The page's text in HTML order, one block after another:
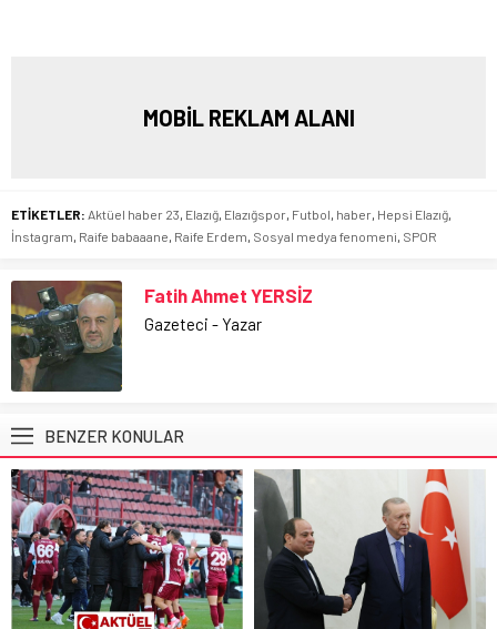
MOBİL REKLAM ALANI
ETİKETLER: Aktüel haber 23 Elazığ Elazığspor Futbol haber Hepsi Elazığ
İnstagram Raife babaaane Raife Erdem Sosyal medya fenomeni SPOR
Fatih Ahmet YERSİZ
Gazeteci - Yazar
BENZER KONULAR